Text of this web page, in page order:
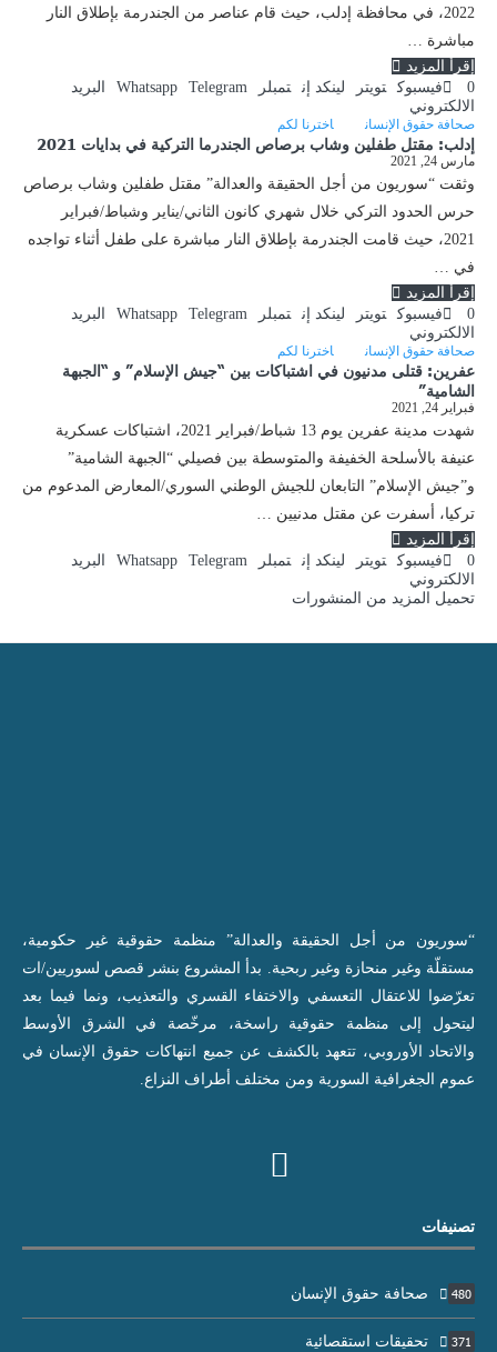
2022، في محافظة إدلب، حيث قام عناصر من الجندرمة بإطلاق النار
مباشرة …
إقرأ المزيد
0
فيسبوك تويتر لينكد إن تمبلر Whatsapp Telegram
البريد
الالكتروني
صحافة حقوق الإنسان اخترنا لكم
إدلب: مقتل طفلين وشاب برصاص الجندرما التركية في بدايات 2021
مارس 24, 2021
وثقت “سوريون من أجل الحقيقة والعدالة” مقتل طفلين وشاب برصاص
حرس الحدود التركي خلال شهري كانون الثاني/يناير وشباط/فبراير
2021، حيث قامت الجندرمة بإطلاق النار مباشرة على طفل أثناء تواجده
في …
إقرأ المزيد
0
فيسبوك تويتر لينكد إن تمبلر Whatsapp Telegram
البريد
الالكتروني
صحافة حقوق الإنسان اخترنا لكم
عفرين: قتلى مدنيون في اشتباكات بين “جيش الإسلام” و “الجبهة
الشامية”
فبراير 24, 2021
شهدت مدينة عفرين يوم 13 شباط/فبراير 2021، اشتباكات عسكرية
عنيفة بالأسلحة الخفيفة والمتوسطة بين فصيلي “الجبهة الشامية”
و”جيش الإسلام” التابعان للجيش الوطني السوري/المعارض المدعوم من
تركيا، أسفرت عن مقتل مدنيين …
إقرأ المزيد
0
فيسبوك تويتر لينكد إن تمبلر Whatsapp Telegram
البريد
الالكتروني
تحميل المزيد من المنشورات
“سوريون من أجل الحقيقة والعدالة” منظمة حقوقية غير حكومية،
مستقلّة وغير منحازة وغير ربحية. بدأ المشروع بنشر قصص لسوريين/ات
تعرّضوا للاعتقال التعسفي والاختفاء القسري والتعذيب، ونما فيما بعد
ليتحول إلى منظمة حقوقية راسخة، مرخّصة في الشرق الأوسط
والاتحاد الأوروبي، تتعهد بالكشف عن جميع انتهاكات حقوق الإنسان في
عموم الجغرافية السورية ومن مختلف أطراف النزاع.
تصنيفات
صحافة حقوق الإنسان 480
تحقيقات استقصائية 371